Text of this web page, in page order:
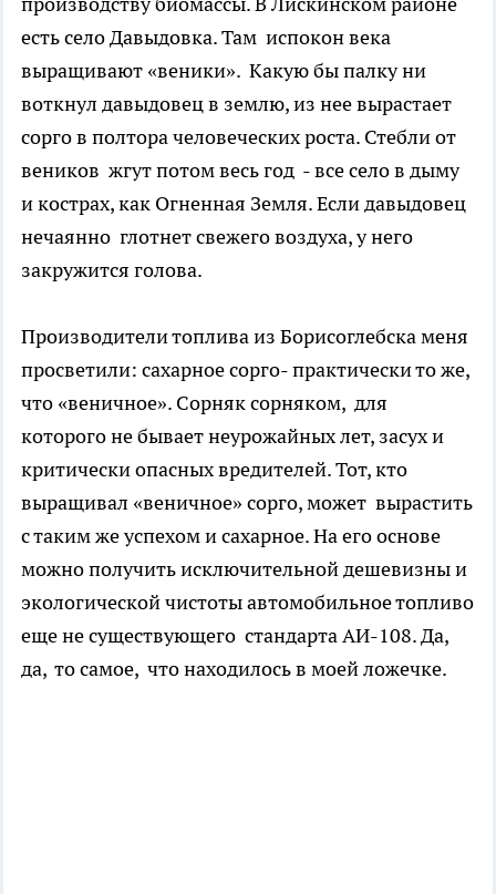
есть село Давыдовка. Там испокон века
выращивают «веники». Какую бы палку ни
воткнул давыдовец в землю, из нее вырастает
сорго в полтора человеческих роста. Стебли от
веников жгут потом весь год - все село в дыму
и кострах, как Огненная Земля. Если давыдовец
нечаянно глотнет свежего воздуха, у него
закружится голова.
Производители топлива из Борисоглебска меня
просветили: сахарное сорго- практически то же,
что «веничное». Сорняк сорняком, для
которого не бывает неурожайных лет, засух и
критически опасных вредителей. Тот, кто
выращивал «веничное» сорго, может вырастить
с таким же успехом и сахарное. На его основе
можно получить исключительной дешевизны и
экологической чистоты автомобильное топливо
еще не существующего стандарта АИ-108. Да,
да, то самое, что находилось в моей ложечке.